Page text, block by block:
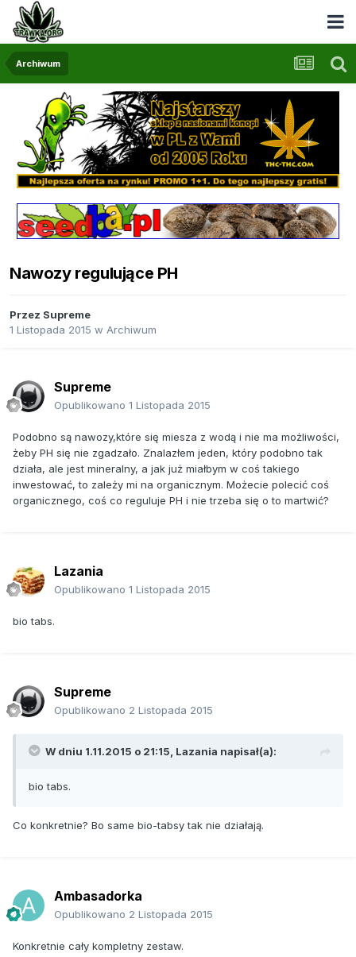
Archiwum
Nawozy regulujące PH
Przez Supreme
1 Listopada 2015 w Archiwum
Supreme
Opublikowano 1 Listopada 2015
Podobno są nawozy,które się miesza z wodą i nie ma możliwości,
żeby PH się nie zgadzało. Znalazłem jeden, który podobno tak
działa, ale jest mineralny, a jak już miałbym w coś takiego
inwestować, to zależy mi na organicznym. Możecie polecić coś
organicznego, coś co reguluje PH i nie trzeba się o to martwić?
Lazania
Opublikowano 1 Listopada 2015
bio tabs.
Supreme
Opublikowano 2 Listopada 2015
W dniu 1.11.2015 o 21:15, Lazania napisał(a):
bio tabs.
Co konkretnie? Bo same bio-tabsy tak nie działają.
Ambasadorka
Opublikowano 2 Listopada 2015
Konkretnie cały kompletny zestaw.